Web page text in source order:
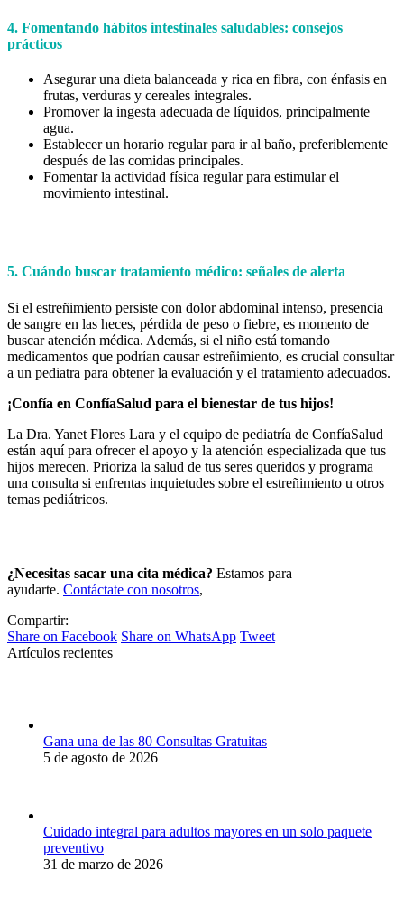
4. Fomentando hábitos intestinales saludables: consejos
prácticos
Asegurar una dieta balanceada y rica en fibra, con énfasis en
frutas, verduras y cereales integrales.
Promover la ingesta adecuada de líquidos, principalmente
agua.
Establecer un horario regular para ir al baño, preferiblemente
después de las comidas principales.
Fomentar la actividad física regular para estimular el
movimiento intestinal.
5. Cuándo buscar tratamiento médico: señales de alerta
Si el estreñimiento persiste con dolor abdominal intenso, presencia
de sangre en las heces, pérdida de peso o fiebre, es momento de
buscar atención médica. Además, si el niño está tomando
medicamentos que podrían causar estreñimiento, es crucial consultar
a un pediatra para obtener la evaluación y el tratamiento adecuados.
¡Confía en ConfíaSalud para el bienestar de tus hijos!
La Dra. Yanet Flores Lara y el equipo de pediatría de ConfíaSalud
están aquí para ofrecer el apoyo y la atención especializada que tus
hijos merecen. Prioriza la salud de tus seres queridos y programa
una consulta si enfrentas inquietudes sobre el estreñimiento u otros
temas pediátricos.
¿Necesitas sacar una cita médica? Estamos para
ayudarte. Contáctate con nosotros,
Compartir:
Share on FacebookShare
Share on WhatsAppShare
TweetShare
Artículos recientes
Gana una de las 80 Consultas Gratuitas
5 de agosto de 2026
Cuidado integral para adultos mayores en un solo paquete
preventivo
31 de marzo de 2026